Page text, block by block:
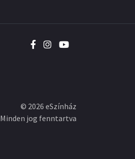
© 2026 eSzínház
Minden jog fenntartva